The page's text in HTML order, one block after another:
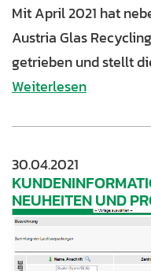
Mit April 2021 hat
Austria Glas
getrieben und stellt
Weiterlesen
30.04.2021
NEUHEITEN UND